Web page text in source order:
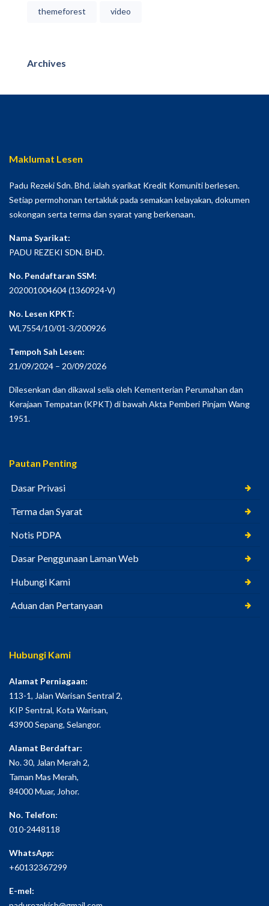
themeforest video
Archives
Maklumat Lesen
Padu Rezeki Sdn. Bhd. ialah syarikat Kredit Komuniti berlesen.
Setiap permohonan tertakluk pada semakan kelayakan, dokumen
sokongan serta terma dan syarat yang berkenaan.
Nama Syarikat:
PADU REZEKI SDN. BHD.
No. Pendaftaran SSM:
202001004604 (1360924-V)
No. Lesen KPKT:
WL7554/10/01-3/200926
Tempoh Sah Lesen:
21/09/2024 – 20/09/2026
Dilesenkan dan dikawal selia oleh Kementerian Perumahan dan
Kerajaan Tempatan (KPKT) di bawah Akta Pemberi Pinjam Wang
1951.
Pautan Penting
Dasar Privasi
Terma dan Syarat
Notis PDPA
Dasar Penggunaan Laman Web
Hubungi Kami
Aduan dan Pertanyaan
Hubungi Kami
Alamat Perniagaan:
113-1, Jalan Warisan Sentral 2,
KIP Sentral, Kota Warisan,
43900 Sepang, Selangor.
Alamat Berdaftar:
No. 30, Jalan Merah 2,
Taman Mas Merah,
84000 Muar, Johor.
No. Telefon:
010-2448118
WhatsApp:
+60132367299
E-mel: